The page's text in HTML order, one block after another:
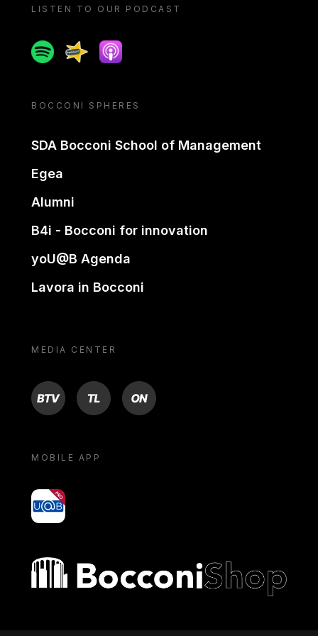
LISTEN TO OUR PODCAST
SpotifySpreakerApple podcast
BOCCONI SPHERES
SDA Bocconi School of Management
Egea
Alumni
B4i - Bocconi for innovation
yoU@B Agenda
Lavora in Bocconi
MEDIA CENTER
BTV TL ON
MOBILE APP
yoU@B
Bocconi shop